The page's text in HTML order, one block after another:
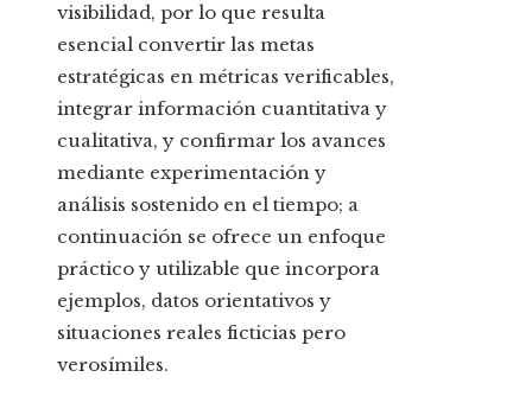
visibilidad, por lo que resulta
esencial convertir las metas
estratégicas en métricas verificables,
integrar información cuantitativa y
cualitativa, y confirmar los avances
mediante experimentación y
análisis sostenido en el tiempo; a
continuación se ofrece un enfoque
práctico y utilizable que incorpora
ejemplos, datos orientativos y
situaciones reales ficticias pero
verosímiles.